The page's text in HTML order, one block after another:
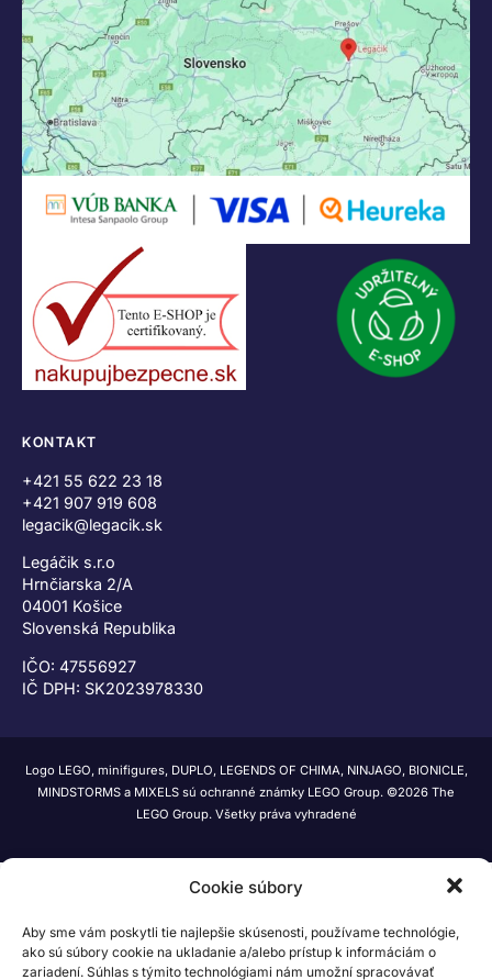
Cookie súbory
Aby sme vám poskytli tie najlepšie skúsenosti, používame technológie,
ako sú súbory cookie na ukladanie a/alebo prístup k informáciám o
zariadení. Súhlas s týmito technológiami nám umožní spracovávať
KONTAKT
+421 55 622 23 18
+421 907 919 608
legacik@legacik.sk
Legáčik s.r.o
Hrnčiarska 2/A
04001 Košice
Slovenská Republika
IČO: 47556927
IČ DPH: SK2023978330
Logo LEGO, minifigures, DUPLO, LEGENDS OF CHIMA, NINJAGO, BIONICLE,
MINDSTORMS a MIXELS sú ochranné známky LEGO Group. ©2026 The
LEGO Group. Všetky práva vyhradené